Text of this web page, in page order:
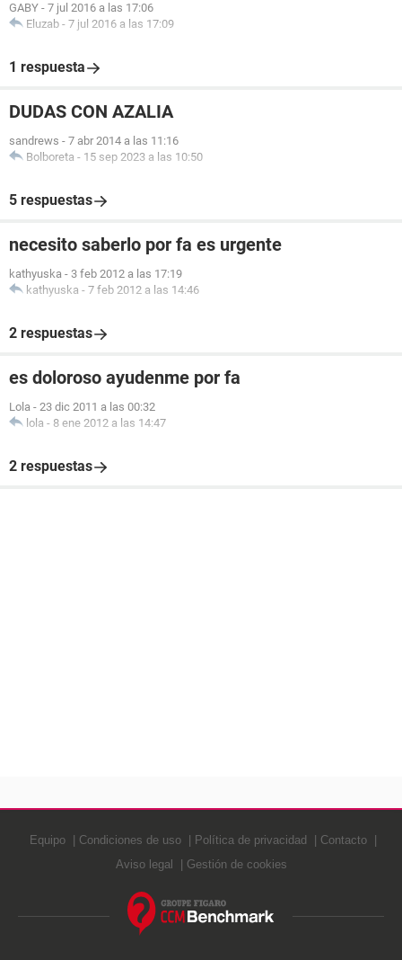
GABY - 7 jul 2016 a las 17:06
Eluzab - 7 jul 2016 a las 17:09
1 respuesta
DUDAS CON AZALIA
sandrews - 7 abr 2014 a las 11:16
Bolboreta - 15 sep 2023 a las 10:50
5 respuestas
necesito saberlo por fa es urgente
kathyuska - 3 feb 2012 a las 17:19
kathyuska - 7 feb 2012 a las 14:46
2 respuestas
es doloroso ayudenme por fa
Lola - 23 dic 2011 a las 00:32
lola - 8 ene 2012 a las 14:47
2 respuestas
Equipo Condiciones de uso Política de privacidad
Contacto
Aviso legal
Gestión de cookies